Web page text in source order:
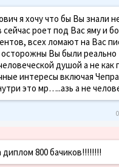
я хочу что бы Вы знали
сейчас роет под Вас яму и
всех ломают на Вас
Вы были реально
душой а не как
интересы включая
это мр…..азь а не
800 бачиков!!!!!!!!